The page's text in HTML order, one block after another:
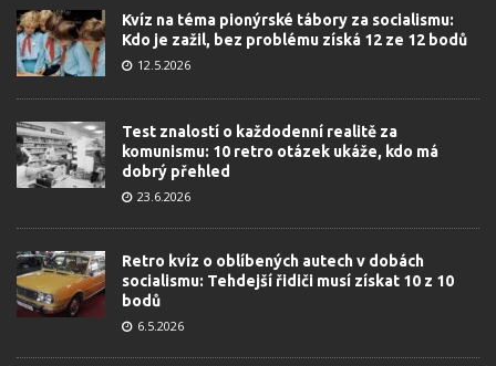
Kvíz na téma pionýrské tábory za socialismu:
Kdo je zažil, bez problému získá 12 ze 12 bodů
12.5.2026
Test znalostí o každodenní realitě za
komunismu: 10 retro otázek ukáže, kdo má
dobrý přehled
23.6.2026
Retro kvíz o oblíbených autech v dobách
socialismu: Tehdejší řidiči musí získat 10 z 10
bodů
6.5.2026